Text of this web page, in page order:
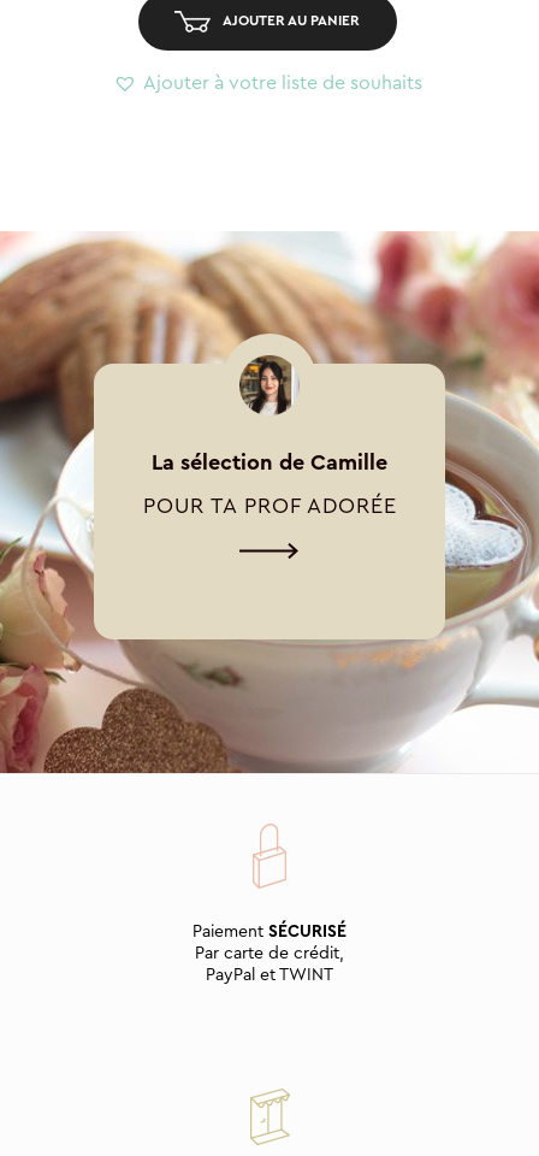
Patate
AJOUTER AU PANIER
Ajouter à votre liste de souhaits
La sélection de Camille
POUR TA PROF ADORÉE
Paiement SÉCURISÉ
Par carte de crédit,
PayPal et TWINT